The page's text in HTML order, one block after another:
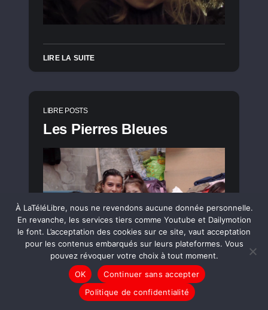
LIRE LA SUITE
LIBRE POSTS
Les Pierres Bleues
LIRE LA SUITE
À LaTéléLibre, nous ne revendons aucune donnée personnelle.
En revanche, les services tiers comme Youtube et Dailymotion
le font. L’acceptation des cookies sur ce site, vaut acceptation
pour les contenus embarqués sur leurs plateformes. Vous
pouvez révoquer votre choix à tout moment.
OK
Continuer sans accepter
Politique de confidentialité